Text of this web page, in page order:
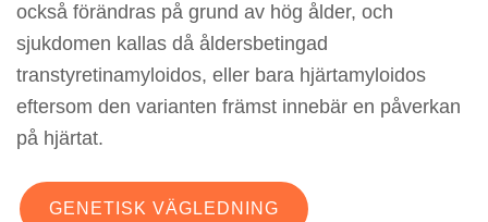
också förändras på grund av hög ålder, och
sjukdomen kallas då åldersbetingad
transtyretinamyloidos, eller bara hjärtamyloidos
eftersom den varianten främst innebär en påverkan
på hjärtat.
GENETISK VÄGLEDNING